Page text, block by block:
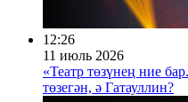
12:26
11 июль 2026
«Театр төзүнең ние
төзегән, ә Гатауллин?